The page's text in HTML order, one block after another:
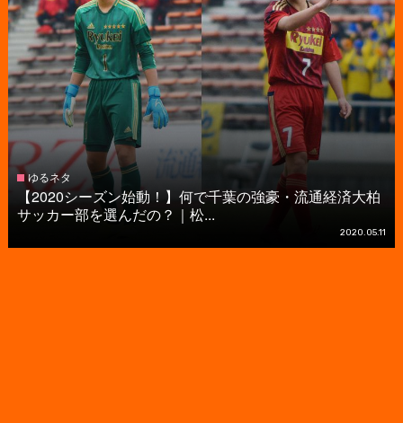
ゆるネタ
【2020シーズン始動！】何で千葉の強豪・流通経済大柏
サッカー部を選んだの？｜松...
2020.05.11